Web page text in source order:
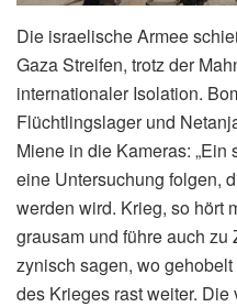
Die israelische Armee
Gaza Streifen, trotz der
internationaler Isolation.
Flüchtlingslager und
Miene in die Kameras: „Ein
eine Untersuchung folgen,
werden wird. Krieg, so hört
grausam und führe auch
zynisch sagen, wo
des Krieges rast weiter.